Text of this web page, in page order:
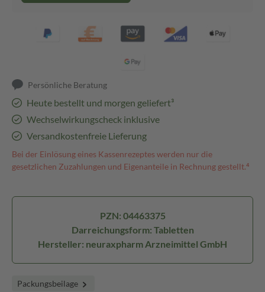
Persönliche Beratung
Heute bestellt und morgen geliefert³
Wechselwirkungscheck inklusive
Versandkostenfreie Lieferung
Bei der Einlösung eines Kassenrezeptes werden nur die
gesetzlichen Zuzahlungen und Eigenanteile in Rechnung gestellt.⁴
PZN: 04463375
Darreichungsform: Tabletten
Hersteller: neuraxpharm Arzneimittel GmbH
Packungsbeilage